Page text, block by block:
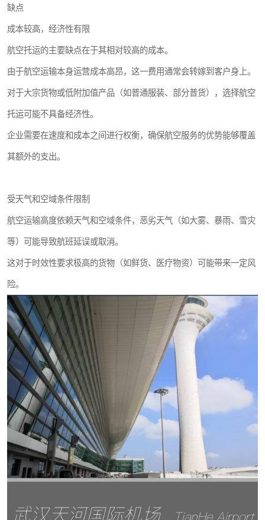
缺点
成本较高，经济性有限
航空托运的主要缺点在于其相对较高的成本。
由于航空运输本身运营成本高昂，这一费用通常会转嫁到客户身上。
对于大宗货物或低附加值产品（如普通服装、部分普货），选择航空
托运可能不具备经济性。
企业需要在速度和成本之间进行权衡，确保航空服务的优势能够覆盖
其额外的支出。
受天气和空域条件限制
航空运输高度依赖天气和空域条件，恶劣天气（如大雾、暴雨、雪灾
等）可能导致航班延误或取消。
这对于时效性要求极高的货物（如鲜货、医疗物资）可能带来一定风
险。